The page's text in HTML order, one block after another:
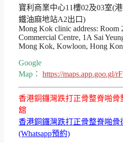
寶利商業中心11樓02及03室(
鐵油麻地站A2出口)
Mong Kok clinic address: Room
Commercial Centre, 1A Sai
Mong Kok, Kowloon, Hong
Google
Map： https://maps.app.goo.gl/
香港銅鑼灣跌打正骨整脊啪
舘
香港銅鑼灣跌打正骨整脊啪骨
(Whatsapp預約)